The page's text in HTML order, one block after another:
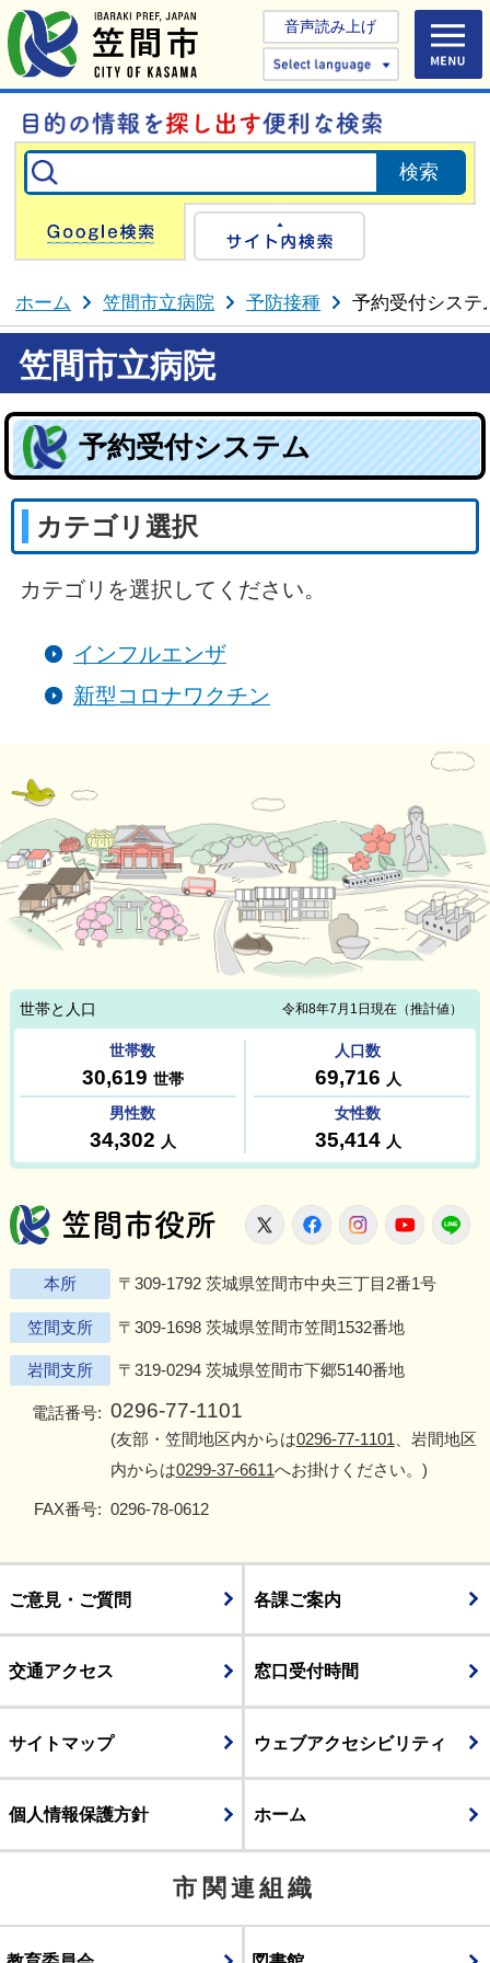
音声読み上げ
Select
Google検索
ホーム 笠間市立病院 予防接種 予約受付システ
笠間市立病院
予約受付システム
カテゴリ選択
カテゴリを選択してください。
インフルエンザ
新型コロナワクチン
笠間市役所
X FacebookInstagram
本所 〒309-1792 茨城県笠間市中央三丁目2番1号
笠間支所 〒309-1698 茨城県笠間市笠間1532番地
岩間支所 〒319-0294 茨城県笠間市下郷5140番地
電話番号: 0296-77-1101
(友部・笠間地区内からは0296-77-1101 、岩間地区
内からは0299-37-6611へお掛けください。)
FAX番号: 0296-78-0612
ご意見・ご質問 各課ご案内
交通アクセス 窓口受付時間
サイトマップ ウェブアクセシビリティ
個人情報保護方針 ホーム
市関連組織